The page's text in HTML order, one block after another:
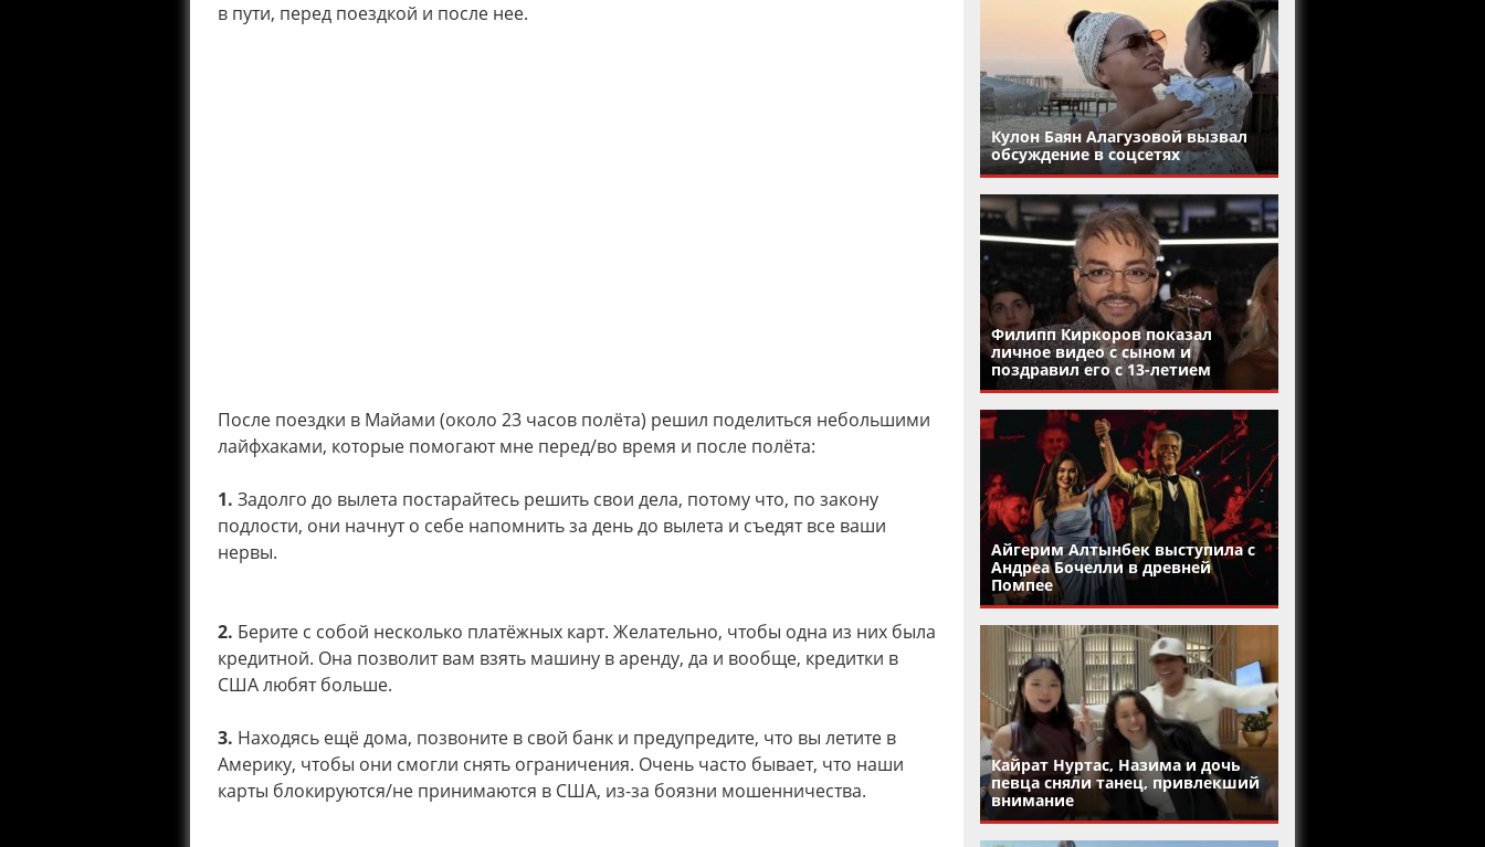
в пути, перед поездкой и после нее.
После поездки в Майами (около 23 часов полёта) решил поделиться небольшими
лайфхаками, которые помогают мне перед/во время и после полёта:
1. Задолго до вылета постарайтесь решить свои дела, потому что, по закону
подлости, они начнут о себе напомнить за день до вылета и съедят все ваши
нервы.
2. Берите с собой несколько платёжных карт. Желательно, чтобы одна из них была
кредитной. Она позволит вам взять машину в аренду, да и вообще, кредитки в
США любят больше.
3. Находясь ещё дома, позвоните в свой банк и предупредите, что вы летите в
Америку, чтобы они смогли снять ограничения. Очень часто бывает, что наши
карты блокируются/не принимаются в США, из-за боязни мошенничества.
Кулон Баян Алагузовой вызвал
обсуждение в соцсетях
Филипп Киркоров показал
личное видео с сыном и
поздравил его с 13-летием
Айгерим Алтынбек выступила с
Андреа Бочелли в древней
Помпее
Кайрат Нуртас, Назима и дочь
певца сняли танец, привлекший
внимание